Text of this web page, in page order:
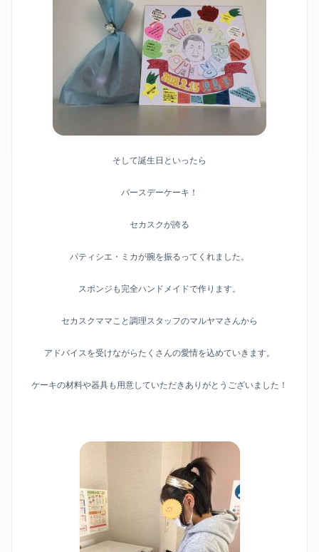
そして誕生日といったら
バースデーケーキ！
セカスクが誇る
パティシエ・ミカが腕を振るってくれました。
スポンジも完全ハンドメイドで作ります。
セカスクママこと調理スタッフのマルヤマさんから
アドバイスを受けながらたくさんの愛情を込めていきます。
ケーキの材料や器具も用意していただきありがとうございました！